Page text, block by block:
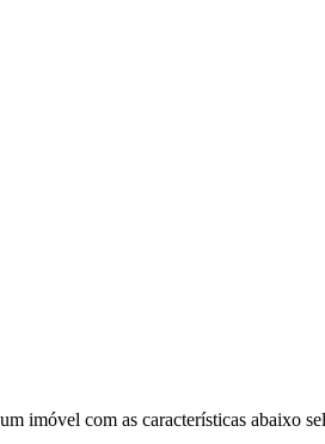
imóvel com as características abaixo